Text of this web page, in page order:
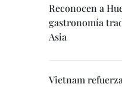
Reconocen a
gastronomía
Asia
Vietnam